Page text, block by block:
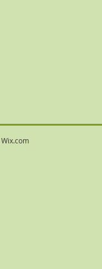
Wix.com